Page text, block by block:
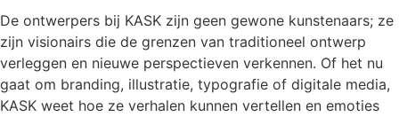
De ontwerpers bij KASK zijn geen gewone kunstenaars; ze
zijn visionairs die de grenzen van traditioneel ontwerp
verleggen en nieuwe perspectieven verkennen. Of het nu
gaat om branding, illustratie, typografie of digitale media,
KASK weet hoe ze verhalen kunnen vertellen en emoties